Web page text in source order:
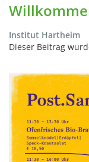
Institut Hartheim
Dieser Beitrag